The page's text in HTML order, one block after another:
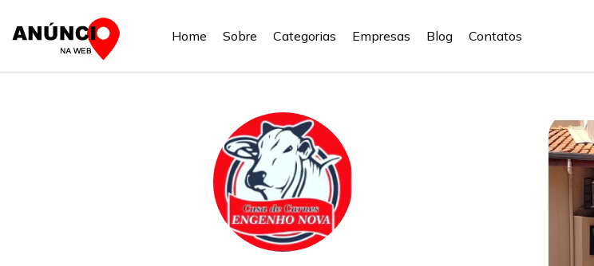
Home Sobre Categorias Empresas Blog Contatos